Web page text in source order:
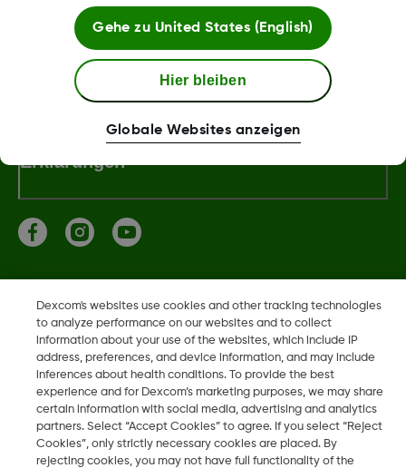
Dexcom Webshop Bedingungen
Erklärungen
Dexcom Share, Share sind eingetragene Marken von Dexcom,
Inc. in den USA und sind möglicherweise in anderen Ländern
eingetragen.
2026 Dexcom, Inc. Alle Rechte vorbehalten.
Dexcom's websites use cookies and other tracking technologies
to analyze performance on our websites and to collect
information about your use of the websites, which include IP
address, preferences, and device information, and may include
inferences about health conditions. To provide the best
experience and for Dexcom’s marketing purposes, we may share
certain information with social media, advertising and analytics
partners. Select “Accept Cookies” to agree. If you select “Reject
Cookies”, only strictly necessary cookies are placed. By
rejecting cookies, you may not have full functionality of the
Gehe zu United States (English)
Hier bleiben
Globale Websites anzeigen